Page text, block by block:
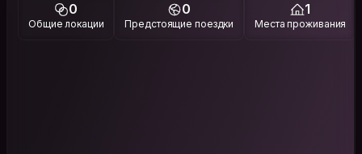
0
Общие локации
0
Предстоящие поездки
1
Места проживания